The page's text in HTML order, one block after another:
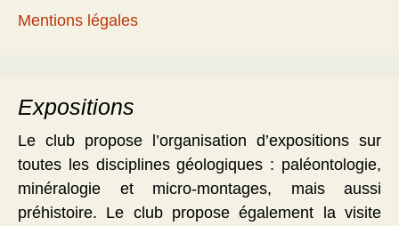
Mentions légales
Expositions
Le club propose l’organisation d’expositions sur
toutes les disciplines géologiques : paléontologie,
minéralogie et micro-montages, mais aussi
préhistoire. Le club propose également la visite